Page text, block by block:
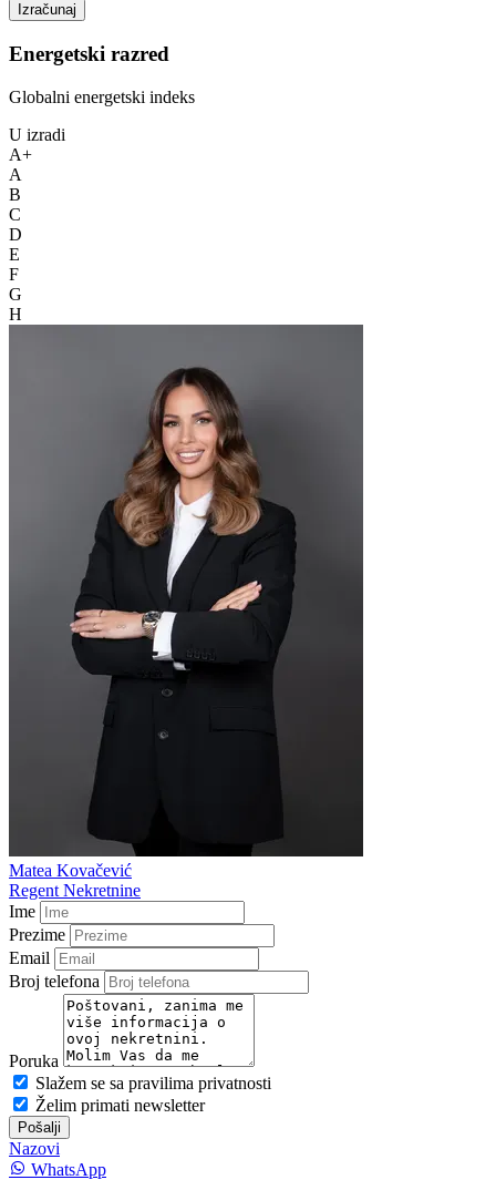
Izračunaj
Energetski razred
Globalni energetski indeks
U izradi
A+
A
B
C
D
E
F
G
H
Matea Kovačević
Regent Nekretnine
Ime
Prezime
Email
Broj telefona
Poruka
Slažem se sa pravilima privatnosti
Želim primati newsletter
Pošalji
Nazovi
WhatsApp